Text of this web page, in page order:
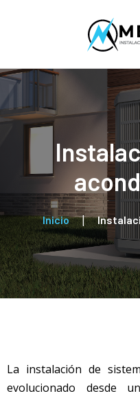
Inicio
La instalación de
evolucionado desde